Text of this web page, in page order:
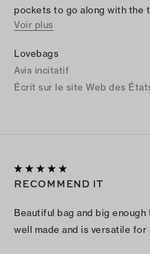
pockets to go along with the
a smaller leather strap or
Voir plus
Lovebags
Avis incitatif
Écrit sur le site Web des
RECOMMEND IT
Beautiful bag and big
well made and is versatile for